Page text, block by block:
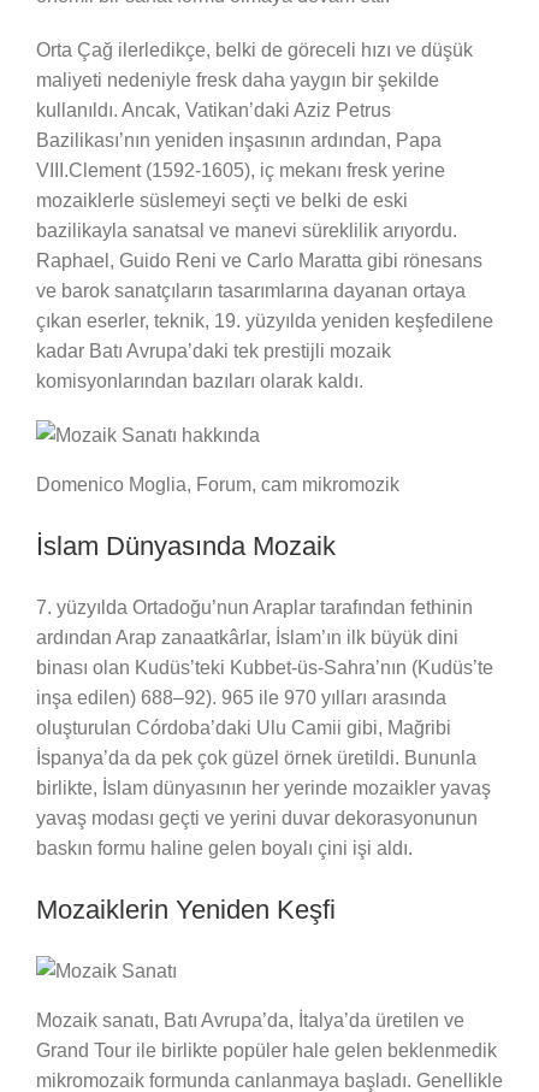
Orta Çağ ilerledikçe, belki de göreceli hızı ve düşük
maliyeti nedeniyle fresk daha yaygın bir şekilde
kullanıldı. Ancak, Vatikan’daki Aziz Petrus
Bazilikası’nın yeniden inşasının ardından, Papa
VIII.Clement (1592-1605), iç mekanı fresk yerine
mozaiklerle süslemeyi seçti ve belki de eski
bazilikayla sanatsal ve manevi süreklilik arıyordu.
Raphael, Guido Reni ve Carlo Maratta gibi rönesans
ve barok sanatçıların tasarımlarına dayanan ortaya
çıkan eserler, teknik, 19. yüzyılda yeniden keşfedilene
kadar Batı Avrupa’daki tek prestijli mozaik
komisyonlarından bazıları olarak kaldı.
Domenico Moglia, Forum, cam mikromozik
İslam Dünyasında Mozaik
7. yüzyılda Ortadoğu’nun Araplar tarafından fethinin
ardından Arap zanaatkârlar, İslam’ın ilk büyük dini
binası olan Kudüs’teki Kubbet-üs-Sahra’nın (Kudüs’te
inşa edilen) 688–92). 965 ile 970 yılları arasında
oluşturulan Córdoba’daki Ulu Camii gibi, Mağribi
İspanya’da da pek çok güzel örnek üretildi. Bununla
birlikte, İslam dünyasının her yerinde mozaikler yavaş
yavaş modası geçti ve yerini duvar dekorasyonunun
baskın formu haline gelen boyalı çini işi aldı.
Mozaiklerin Yeniden Keşfi
Mozaik sanatı, Batı Avrupa’da, İtalya’da üretilen ve
Grand Tour ile birlikte popüler hale gelen beklenmedik
mikromozaik formunda canlanmaya başladı. Genellikle